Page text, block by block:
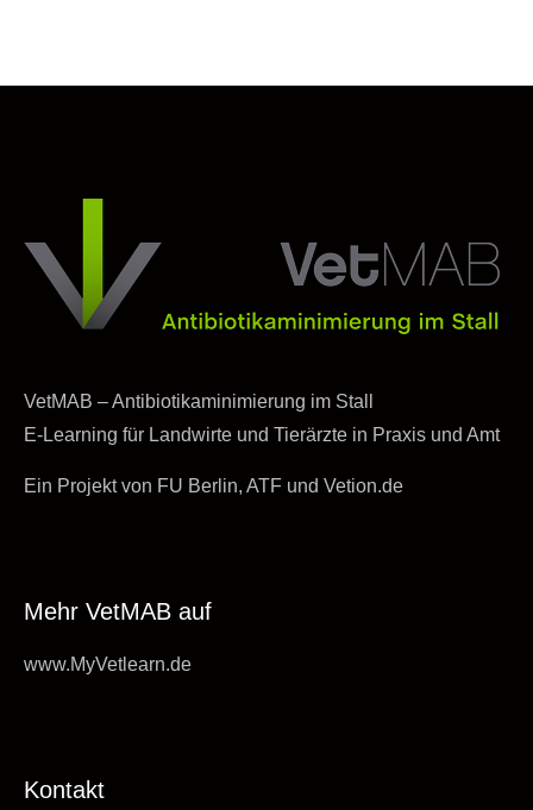
VetMAB – Antibiotikaminimierung im Stall
E-Learning für Landwirte und Tierärzte in Praxis und Amt
Ein Projekt von FU Berlin, ATF und Vetion.de
Mehr VetMAB auf
www.MyVetlearn.de
Kontakt